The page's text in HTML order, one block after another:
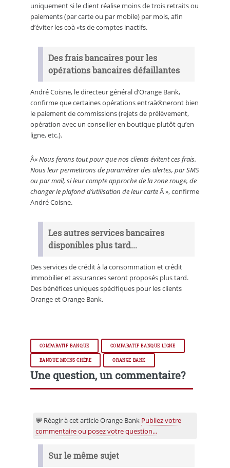
uniquement si le client réalise moins de trois retraits ou
paiements (par carte ou par mobile) par mois, afin
d’éviter les coà »ts de comptes inactifs.
Des frais bancaires pour les
opérations bancaires défaillantes
André Coisne, le directeur général d’Orange Bank,
confirme que certaines opérations entraà®neront bien
le paiement de commissions (rejets de prélèvement,
opération avec un conseiller en boutique plutôt qu’en
ligne, etc.).
Â«Nous ferons tout pour que nos clients évitent ces frais.
Nous leur permettrons de paramétrer des alertes, par SMS
ou par mail, si leur compte approche de la zone rouge, de
changer le plafond d’utilisation de leur carteÂ », confirme
André Coisne.
Les autres services bancaires
disponibles plus tard...
Des services de crédit à la consommation et crédit
immobilier et assurances seront proposés plus tard.
Des bénéfices uniques spécifiques pour les clients
Orange et Orange Bank.
COMPARATIF BANQUE COMPARATIF BANQUE LIGNE
BANQUE MOINS CHÈRE ORANGE BANK
Une question, un commentaire?
💬 Réagir à cet article Orange Bank Publiez votre
commentaire ou posez votre question...
Sur le même sujet